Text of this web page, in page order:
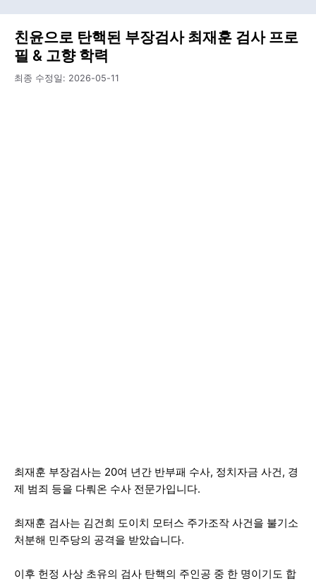
친윤으로 탄핵된 부장검사 최재훈 검사 프로
필 & 고향 학력
최종 수정일: 2026-05-11
최재훈 부장검사는 20여 년간 반부패 수사, 정치자금 사건, 경
제 범죄 등을 다뤄온 수사 전문가입니다.
최재훈 검사는 김건희 도이치 모터스 주가조작 사건을 불기소
처분해 민주당의 공격을 받았습니다.
이후 헌정 사상 초유의 검사 탄핵의 주인공 중 한 명이기도 합